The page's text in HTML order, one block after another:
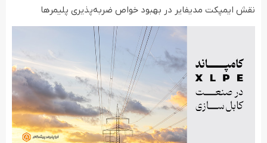
نقش ایمپکت مدیفایر در بهبود خواص ضربه‌پذیری پلیمرها